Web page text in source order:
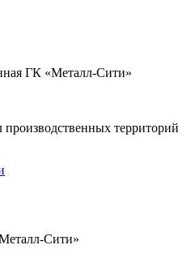
ГК «Металл-Сити»
территорий
Сити»